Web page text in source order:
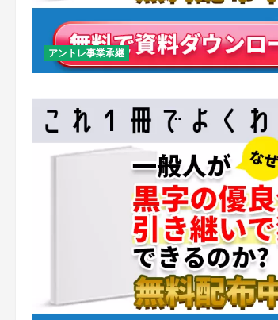
アントレ事業承継